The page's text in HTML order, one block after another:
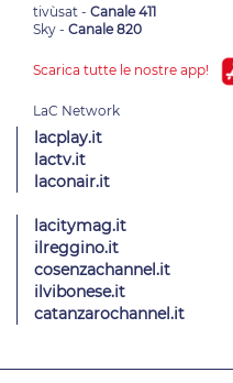
tivùsat - Canale 411
Sky - Canale 820
Scarica tutte le nostre app!
lacplay.it
lactv.it
laconair.it
lacitymag.it
ilreggino.it
cosenzachannel.it
ilvibonese.it
catanzarochannel.it